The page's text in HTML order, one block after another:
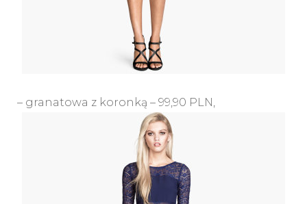
– granatowa z koronką – 99,90 PLN,